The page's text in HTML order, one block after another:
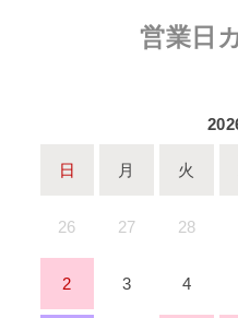
営業日
日 月 火
26 27 28
2 3 4